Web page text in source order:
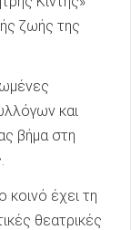
ζωής της
και
βήμα στη
κοινό έχει τη
θεατρικές